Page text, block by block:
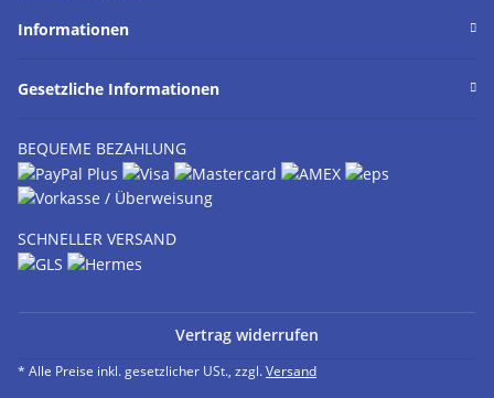
Informationen
Gesetzliche Informationen
BEQUEME BEZAHLUNG
SCHNELLER VERSAND
Vertrag widerrufen
* Alle Preise inkl. gesetzlicher USt., zzgl.Versand